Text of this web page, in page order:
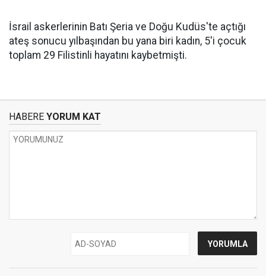
İsrail askerlerinin Batı Şeria ve Doğu Kudüs'te açtığı
ateş sonucu yılbaşından bu yana biri kadın, 5'i çocuk
toplam 29 Filistinli hayatını kaybetmişti.
HABERE YORUM KAT